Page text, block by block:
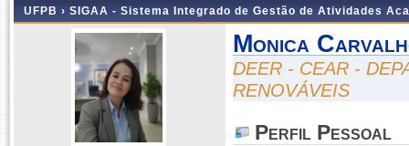
UFPB › SIGAA - Sistema Integrado de Gestão de Atividades
Monica
DEER - CEAR -
RENOVÁVEIS
Perfil Pessoal